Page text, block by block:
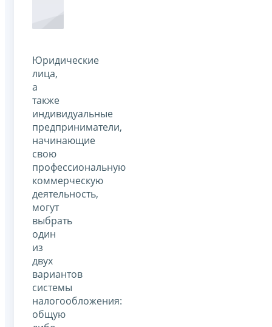
Юридические
лица,
а
также
индивидуальные
предприниматели,
начинающие
свою
профессиональную
коммерческую
деятельность,
могут
выбрать
один
из
двух
вариантов
системы
налогообложения:
общую